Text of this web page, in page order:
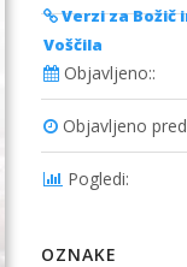
Verzi za Božič
Voščila
Objavljeno::
Objavljeno
Pogledi:
OZNAKE